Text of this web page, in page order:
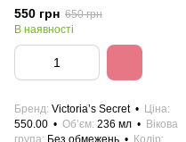
550 грн 650 грн
В наявності
Бренд Victoria’s Secret
Ціна
550.00
Об’єм 236 мл
Вікова
група Без обмежень
Колір